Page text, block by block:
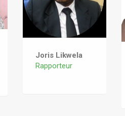
Joris Likwela
Rapporteur